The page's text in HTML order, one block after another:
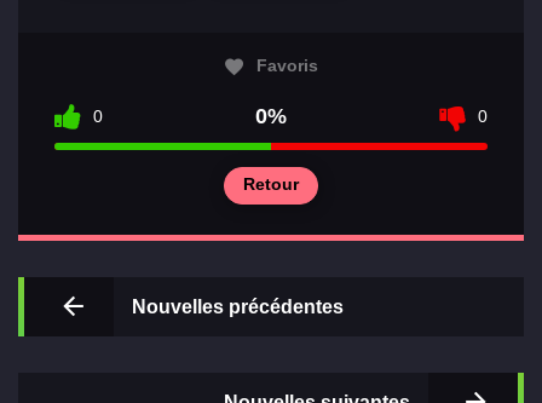
Sections
de jeux
Favoris
0 0% 0
Retour
Nouvelles précédentes